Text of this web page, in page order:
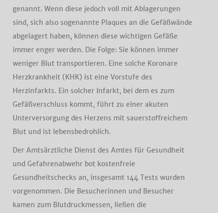
genannt. Wenn diese jedoch voll mit Ablagerungen
sind, sich also sogenannte Plaques an die Gefäßwände
abgelagert haben, können diese wichtigen Gefäße
immer enger werden. Die Folge: Sie können immer
weniger Blut transportieren. Eine solche Koronare
Herzkrankheit (KHK) ist eine Vorstufe des
Herzinfarkts. Ein solcher Infarkt, bei dem es zum
Gefäßverschluss kommt, führt zu einer akuten
Unterversorgung des Herzens mit sauerstoffreichem
Blut und ist lebensbedrohlich.
Der Amtsärztliche Dienst des Amtes für Gesundheit
und Gefahrenabwehr bot kostenfreie
Gesundheitschecks an, insgesamt 144 Tests wurden
vorgenommen. Die Besucherinnen und Besucher
kamen zum Blutdruckmessen, ließen die